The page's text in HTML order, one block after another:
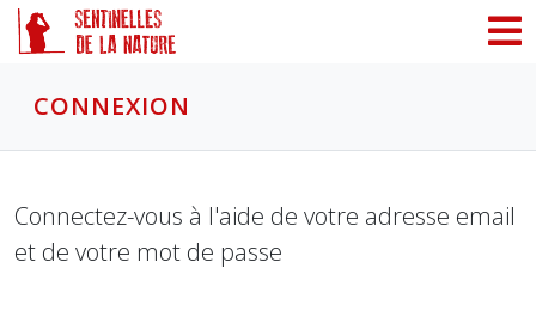
CONNEXION
Connectez-vous à l'aide de votre adresse email
et de votre mot de passe
Panneau de gestion des cookies